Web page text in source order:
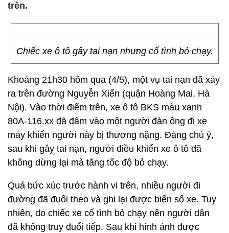
trên.
Chiếc xe ô tô gây tai nạn nhưng cố tình bỏ chạy.
Khoảng 21h30 hôm qua (4/5), một vụ tai nạn đã xảy
ra trên đường Nguyễn Xiển (quận Hoàng Mai, Hà
Nội). Vào thời điểm trên, xe ô tô BKS màu xanh
80A-116.xx đã đâm vào một người đàn ông đi xe
máy khiến người này bị thương nặng. Đáng chú ý,
sau khi gây tai nạn, người điều khiển xe ô tô đã
không dừng lại mà tăng tốc độ bỏ chạy.
Quá bức xúc trước hành vi trên, nhiều người đi
đường đã đuổi theo và ghi lại được biển số xe. Tuy
nhiên, do chiếc xe cố tình bỏ chạy nên người dân
đã không truy đuổi tiếp. Sau khi hình ảnh được